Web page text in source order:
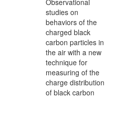
Observational
studies on
behaviors of the
charged black
carbon particles in
the air with a new
technique for
measuring of the
charge distribution
of black carbon